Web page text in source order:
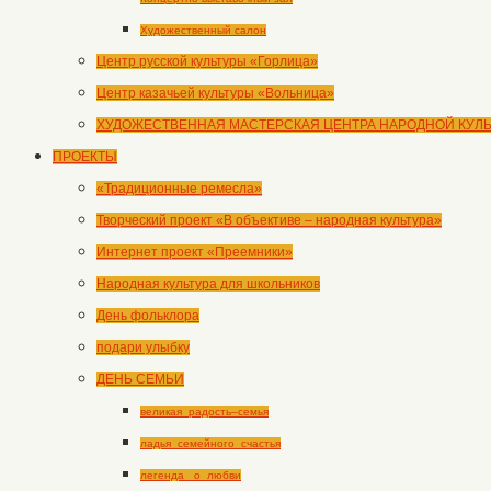
Художественный салон
Центр русской культуры «Горлица»
Центр казачьей культуры «Вольница»
ХУДОЖЕСТВЕННАЯ МАСТЕРСКАЯ ЦЕНТРА НАРОДНОЙ
ПРОЕКТЫ
«Традиционные ремесла»
Творческий проект «В объективе – народная культура»
Интернет проект «Преемники»
Народная культура для школьников
День фольклора
подари улыбку
ДЕНЬ СЕМЬИ
великая_радость–семья
ладья_семейного_счастья
легенда _о_любви